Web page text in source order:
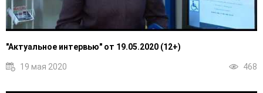
"Актуальное интервью" от 19.05.2020 (12+)
19 мая 2020 468